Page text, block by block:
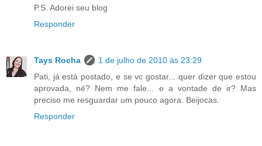
P.S. Adorei seu blog
Responder
Tays Rocha
1 de julho de 2010 às 23:29
Pati, já está postado, e se vc gostar... quer dizer que estou
aprovada, né? Nem me fale... e a vontade de ir? Mas
preciso me resguardar um pouco agora. Beijocas.
Responder